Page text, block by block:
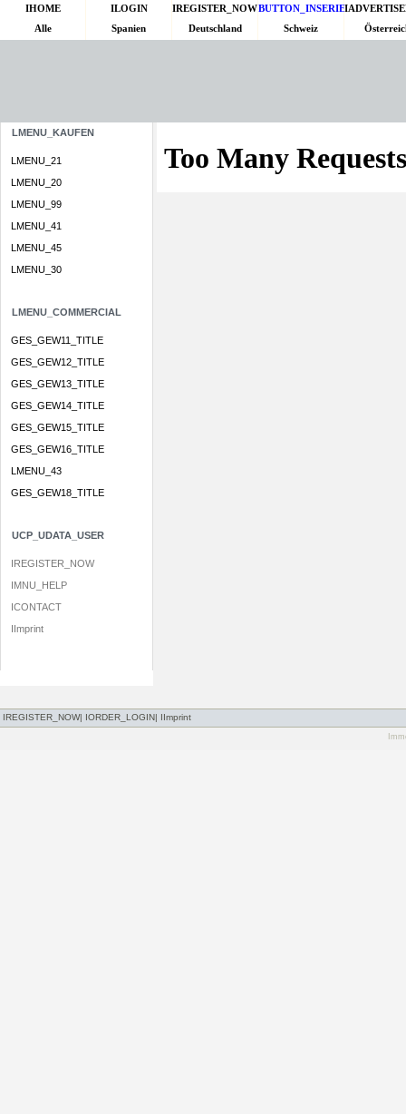
IHOME ILOGIN IREGISTER_NOWBUTTON_INSERIERT
Alle
Spanien Deutschland Schweiz
LMENU_KAUFEN
LMENU_21
LMENU_20
LMENU_99
LMENU_41
LMENU_45
LMENU_30
LMENU_COMMERCIAL
GES_GEW11_TITLE
GES_GEW12_TITLE
GES_GEW13_TITLE
GES_GEW14_TITLE
GES_GEW15_TITLE
GES_GEW16_TITLE
LMENU_43
GES_GEW18_TITLE
UCP_UDATA_USER
IREGISTER_NOW
IMNU_HELP
ICONTACT
IImprint
IREGISTER_NOW| IORDER_LOGIN| IImprint